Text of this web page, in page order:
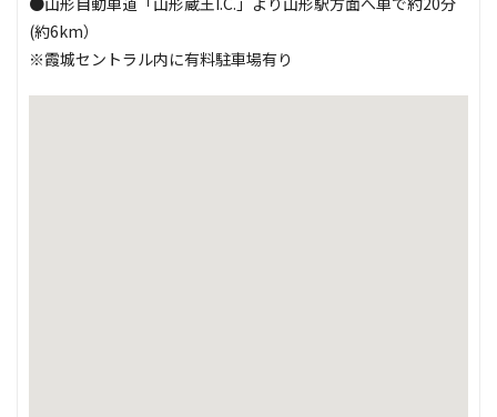
(約6km）
※霞城セントラル内に有料駐車場有り